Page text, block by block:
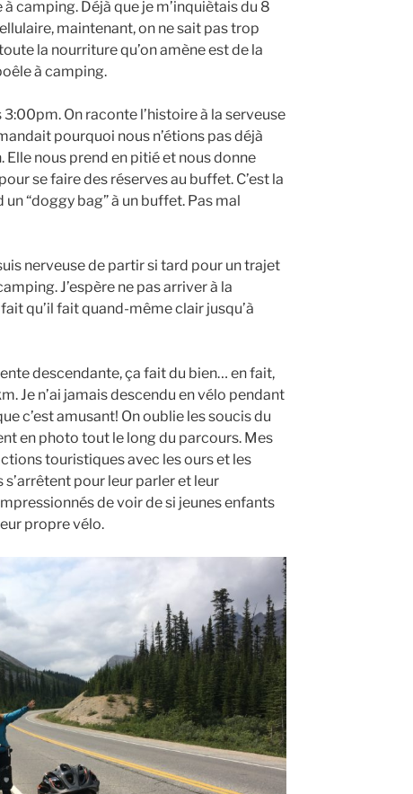
camping. Déjà que je m’inquiètais du 8
maintenant, on ne sait pas trop
la nourriture qu’on amène est de la
à camping.
3:00pm. On raconte l’histoire à la serveuse
pourquoi nous n’étions pas déjà
nous prend en pitié et nous donne
se faire des réserves au buffet. C’est la
“doggy bag” à un buffet. Pas mal
nerveuse de partir si tard pour un trajet
J’espère ne pas arriver à la
qu’il fait quand-même clair jusqu’à
descendante, ça fait du bien… en fait,
Je n’ai jamais descendu en vélo pendant
c’est amusant! On oublie les soucis du
en photo tout le long du parcours. Mes
touristiques avec les ours et les
pour leur parler et leur
de voir de si jeunes enfants
propre vélo.